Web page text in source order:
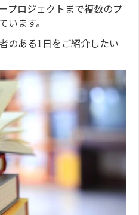
プロジェクトまで複数のプ
ます。
のある1日をご紹介したい